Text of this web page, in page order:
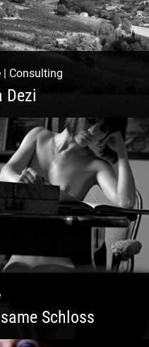
| Consulting
Dezi
& Gestaltung |
& Medien |
Weine
Schloss